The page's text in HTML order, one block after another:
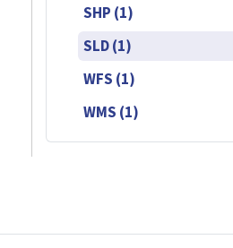
SHP (1)
SLD (1)
WFS (1)
WMS (1)